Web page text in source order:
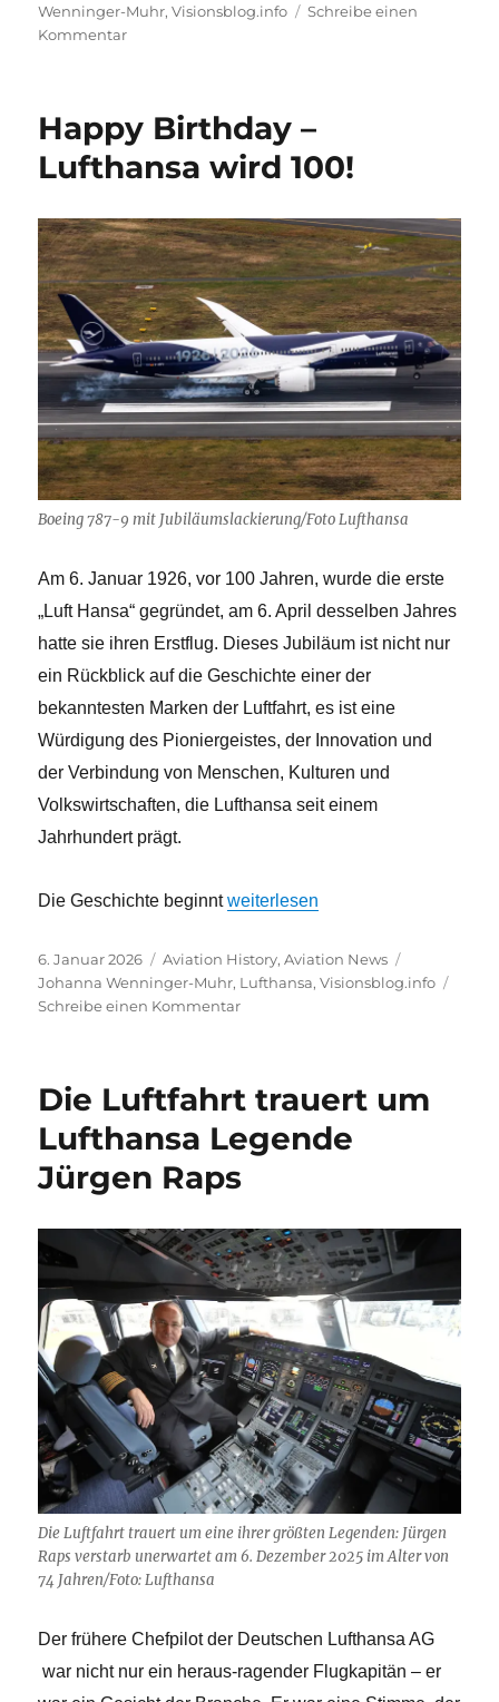
am
Wenninger-Muhr,Visionsblog.info
Schreibe einen
Kommentarzu
in
Frankfurt
Happy Birthday –
Lufthansa wird 100!
Boeing 787-9 mit Jubiläumslackierung/Foto Lufthansa
Am 6. Januar 1926, vor 100 Jahren, wurde die erste
„Luft Hansa“ gegründet, am 6. April desselben Jahres
hatte sie ihren Erstflug. Dieses Jubiläum ist nicht nur
ein Rückblick auf die Geschichte einer der
bekanntesten Marken der Luftfahrt, es ist eine
Würdigung des Pioniergeistes, der Innovation und
der Verbindung von Menschen, Kulturen und
Volkswirtschaften, die Lufthansa seit einem
Jahrhundert prägt.
Die Geschichte beginnt„Happy Birthday – Lufthansa wird
weiterlesen
Veröffentlicht
am
6. Januar 2026 Kategorien
Aviation History,Aviation News
Johanna Wenninger-Muhr, Lufthansa,Visionsblog.info
Schreibe einen Kommentarzu
Lufthansa
100!
Die Luftfahrt trauert um
Lufthansa Legende
Jürgen Raps
Die Luftfahrt trauert um eine ihrer größten Legenden: Jürgen
Raps verstarb unerwartet am 6. Dezember 2025 im Alter von
74 Jahren/Foto: Lufthansa
Der frühere Chefpilot der Deutschen Lufthansa AG
war nicht nur ein heraus-ragender Flugkapitän – er